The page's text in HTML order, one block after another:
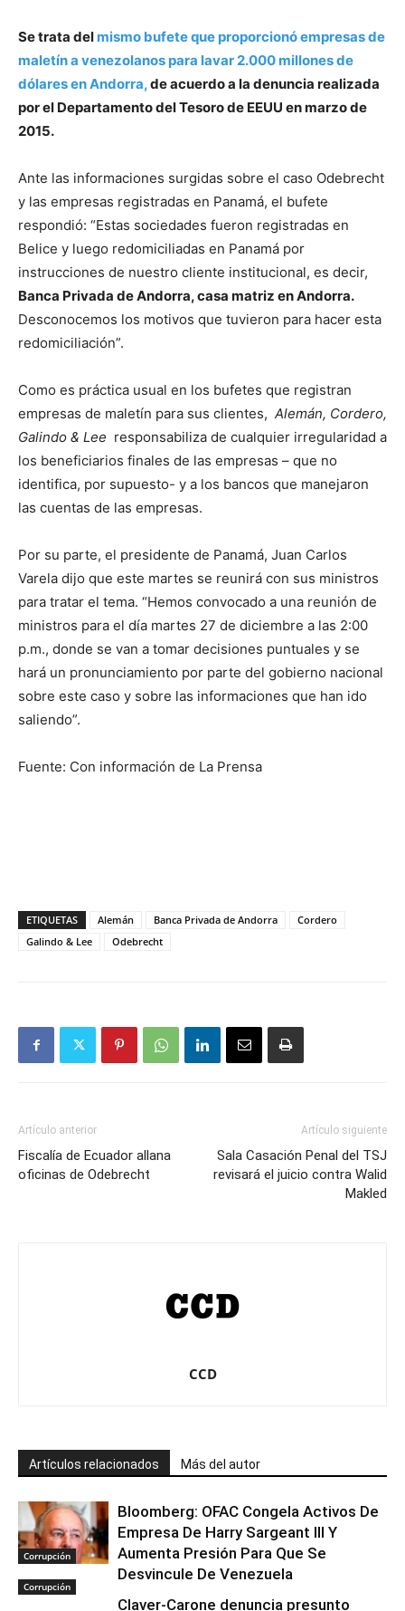
Se trata del mismo bufete que proporcionó empresas de
maletín a venezolanos para lavar 2.000 millones de
dólares en Andorra,de acuerdo a la denuncia realizada
por el Departamento del Tesoro de EEUU en marzo de
2015.
Ante las informaciones surgidas sobre el caso Odebrecht
y las empresas registradas en Panamá, el bufete
respondió: “Estas sociedades fueron registradas en
Belice y luego redomiciliadas en Panamá por
instrucciones de nuestro cliente institucional, es decir,
Banca Privada de Andorra, casa matriz en Andorra.
Desconocemos los motivos que tuvieron para hacer esta
redomiciliación”.
Como es práctica usual en los bufetes que registran
empresas de maletín para sus clientes, Alemán, Cordero,
Galindo & Lee responsabiliza de cualquier irregularidad a
los beneficiarios finales de las empresas – que no
identifica, por supuesto- y a los bancos que manejaron
las cuentas de las empresas.
Por su parte, el presidente de Panamá, Juan Carlos
Varela dijo que este martes se reunirá con sus ministros
para tratar el tema. “Hemos convocado a una reunión de
ministros para el día martes 27 de diciembre a las 2:00
p.m., donde se van a tomar decisiones puntuales y se
hará un pronunciamiento por parte del gobierno nacional
sobre este caso y sobre las informaciones que han ido
saliendo”.
Fuente: Con información de La Prensa
ETIQUETAS Alemán Banca Privada de Andorra
Cordero
Galindo & Lee
Odebrecht
Artículo anterior
Fiscalía de Ecuador allana
oficinas de Odebrecht
Artículo siguiente
Sala Casación Penal del TSJ
revisará el juicio contra Walid
Makled
CCD
Artículos relacionados Más del autor
Corrupción
Bloomberg: OFAC Congela Activos De
Empresa De Harry Sargeant III Y
Aumenta Presión Para Que Se
Desvincule De Venezuela
Corrupción
Claver-Carone denuncia presunto